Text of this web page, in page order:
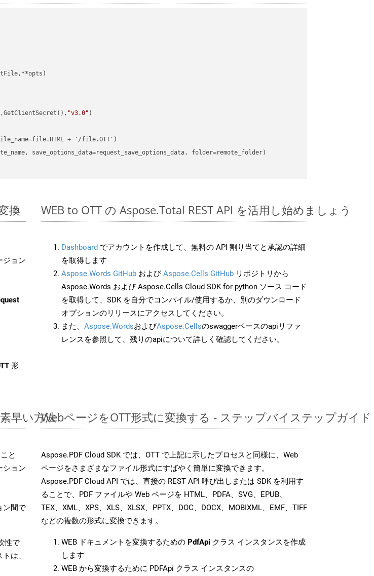
"v3.0" )
+ '/file.OTT')
save_options_data=request_save_options_data, folder=remote_folder)
換
ジョン
形
WEB to OTT の Aspose.Total REST API を活用し始めましょう
Dashboard でアカウントを作成して、無料の API 割り当てと承認の詳細
を取得します
Aspose.Words GitHub およびAspose.Cells GitHub リポジトリから
Aspose.Words および Aspose.Cells Cloud SDK for python ソース コード
を取得して、SDK を自分でコンパイル/使用するか、別のダウンロード
オプションのリリースにアクセスしてください。
また、 Aspose.WordsおよびAspose.Cellsのswaggerベースのapiリファ
レンスを参照して、残りのapiについて詳しく確認してください。
早い方法
と
ション
ン間で
性で
は、
WebページをOTT形式に変換する - ステップバイステップガイド
Aspose.PDF Cloud SDK では、OTT で上記に示したプロセスと同様に、Web
ページをさまざまなファイル形式にすばやく簡単に変換できます。
Aspose.PDF Cloud API では、直接の REST API 呼び出しまたは SDK を利用す
ることで、PDF ファイルや Web ページを HTML、PDFA、SVG、EPUB、
TEX、XML、XPS、XLS、XLSX、PPTX、DOC、DOCX、MOBIXML、EMF、TIFF
などの複数の形式に変換できます。
WEB ドキュメントを変換するための PdfApi クラス インスタンスを作成
します
WEB から変換するために PDFApi クラス インスタンスの